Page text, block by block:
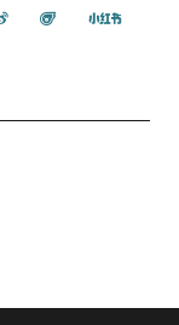
微博 飞猪 小红书